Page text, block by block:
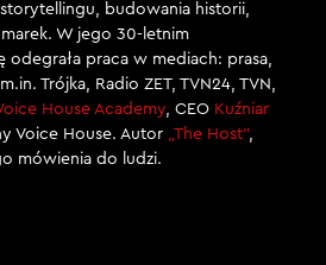
budowania historii,
W jego 30-letnim
odegrała praca w mediach: prasa,
Trójka, Radio ZET, TVN24, TVN,
House Academy, CEO Kuźniar
Voice House. Autor „The Host”,
mówienia do ludzi.